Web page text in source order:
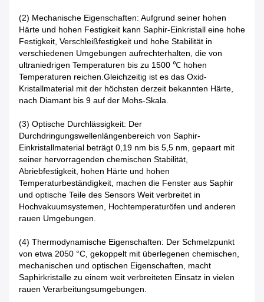
(2) Mechanische Eigenschaften: Aufgrund seiner hohen
Härte und hohen Festigkeit kann Saphir-Einkristall eine hohe
Festigkeit, Verschleißfestigkeit und hohe Stabilität in
verschiedenen Umgebungen aufrechterhalten, die von
ultraniedrigen Temperaturen bis zu 1500 ℃ hohen
Temperaturen reichen.Gleichzeitig ist es das Oxid-
Kristallmaterial mit der höchsten derzeit bekannten Härte,
nach Diamant bis 9 auf der Mohs-Skala.
(3) Optische Durchlässigkeit: Der
Durchdringungswellenlängenbereich von Saphir-
Einkristallmaterial beträgt 0,19 nm bis 5,5 nm, gepaart mit
seiner hervorragenden chemischen Stabilität,
Abriebfestigkeit, hohen Härte und hohen
Temperaturbeständigkeit, machen die Fenster aus Saphir
und optische Teile des Sensors Weit verbreitet in
Hochvakuumsystemen, Hochtemperaturöfen und anderen
rauen Umgebungen.
(4) Thermodynamische Eigenschaften: Der Schmelzpunkt
von etwa 2050 °C, gekoppelt mit überlegenen chemischen,
mechanischen und optischen Eigenschaften, macht
Saphirkristalle zu einem weit verbreiteten Einsatz in vielen
rauen Verarbeitungsumgebungen.